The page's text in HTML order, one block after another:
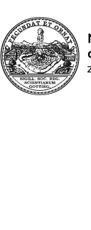
Suchen